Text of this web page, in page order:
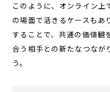
このように、オンライン
の場面で活きるケースも
することで、共通の価値観
合う相手との新たなつなが
う。